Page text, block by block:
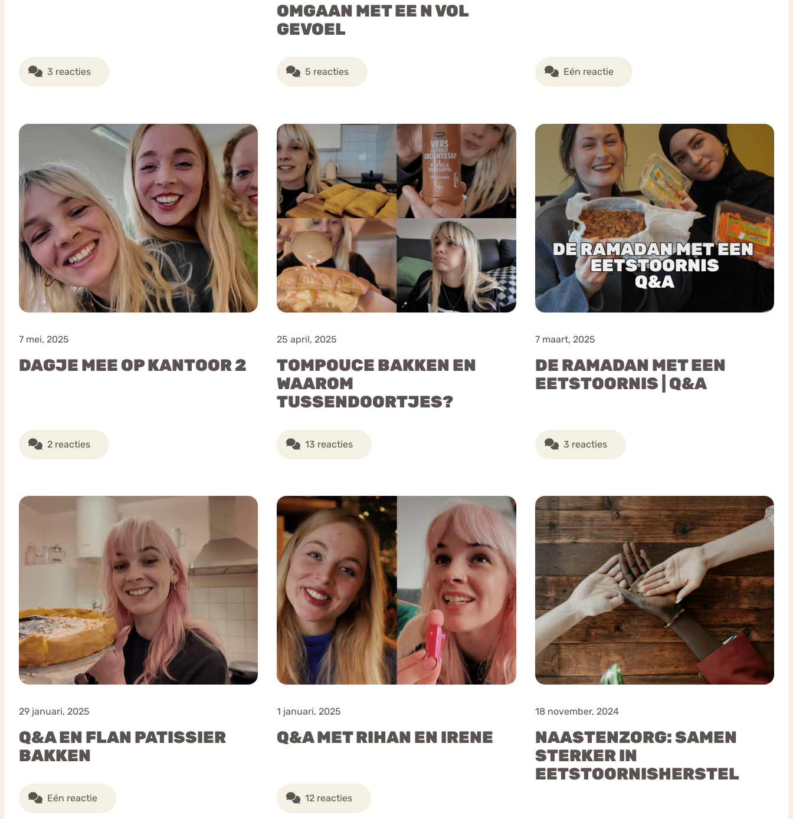
3 reacties
OMGAAN MET EE N VOL
GEVOEL
5 reacties Eén reactie
7 mei, 2025
DAGJE MEE OP KANTOOR 2
2 reacties
25 april, 2025
TOMPOUCE BAKKEN EN
WAAROM
TUSSENDOORTJES?
13 reacties
7 maart, 2025
DE RAMADAN MET EEN
EETSTOORNIS | Q&A
3 reacties
29 januari, 2025
Q&A EN FLAN PATISSIER
BAKKEN
Eén reactie
1 januari, 2025
Q&A MET RIHAN EN IRENE
12 reacties
18 november, 2024
NAASTENZORG: SAMEN
STERKER IN
EETSTOORNISHERSTEL